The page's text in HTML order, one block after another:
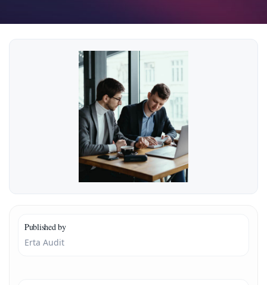
Published by
Erta Audit